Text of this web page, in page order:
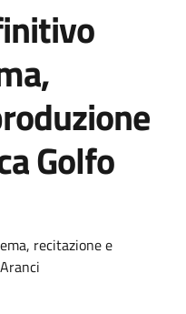
Golfo
recitazione e